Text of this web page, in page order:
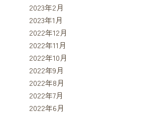
2023年2月
2023年1月
2022年12月
2022年11月
2022年10月
2022年9月
2022年8月
2022年7月
2022年6月